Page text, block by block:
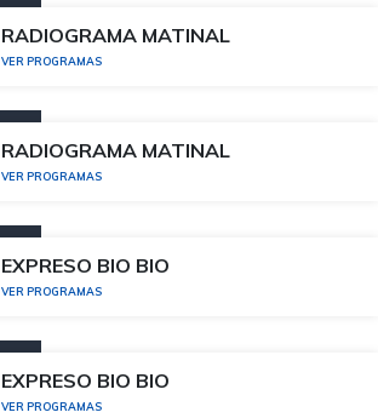
RADIOGRAMA MATINAL
VER PROGRAMAS
RADIOGRAMA MATINAL
VER PROGRAMAS
EXPRESO BIO BIO
VER PROGRAMAS
EXPRESO BIO BIO
VER PROGRAMAS